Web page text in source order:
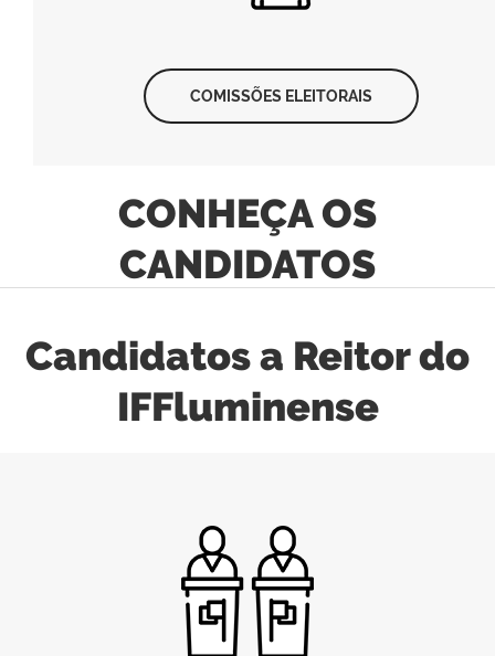
COMISSÕES ELEITORAIS
CONHEÇA OS
CANDIDATOS
Candidatos a Reitor do
IFFluminense